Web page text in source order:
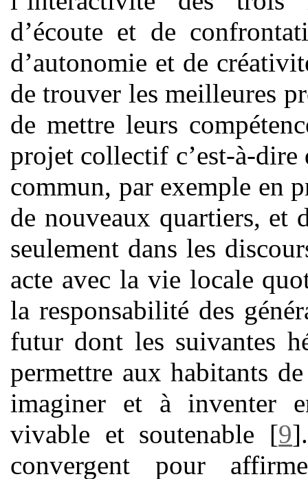
d’écoute et de
d’autonomie et de
de trouver les meilleures
de mettre leurs
projet collectif c’est-à-
commun, par exemple en
de nouveaux quartiers, et
seulement dans les
acte avec la vie locale
la responsabilité des
futur dont les suivantes
permettre aux habitants
imaginer et à inventer
vivable et soutenable [9]
convergent pour